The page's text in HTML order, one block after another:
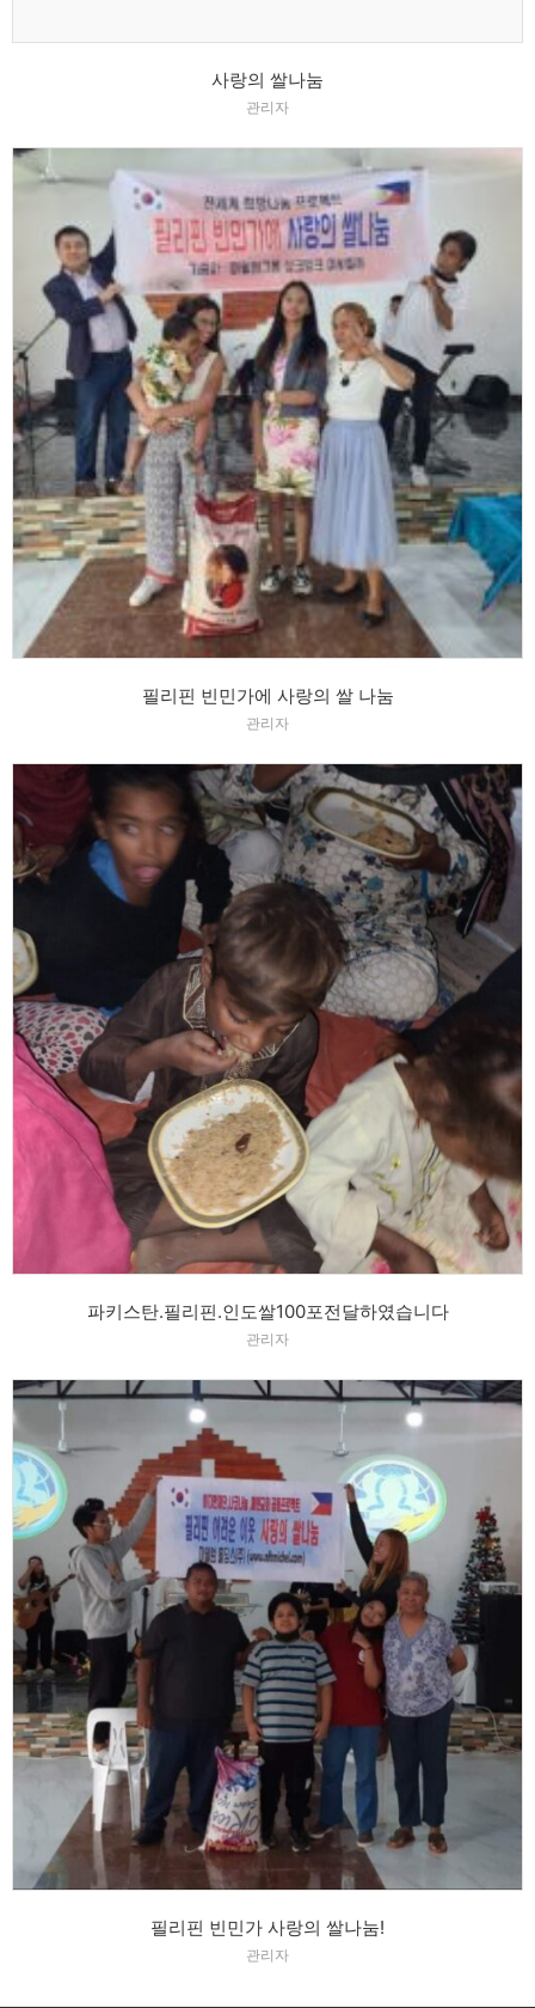
사랑의 쌀나눔
관리자
필리핀 빈민가에 사랑의 쌀 나눔
관리자
파키스탄.필리핀.인도쌀100포전달하였습니다
관리자
필리핀 빈민가 사랑의 쌀나눔!
관리자